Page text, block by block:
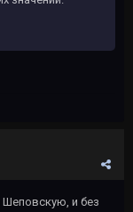
Шеповскую, и без